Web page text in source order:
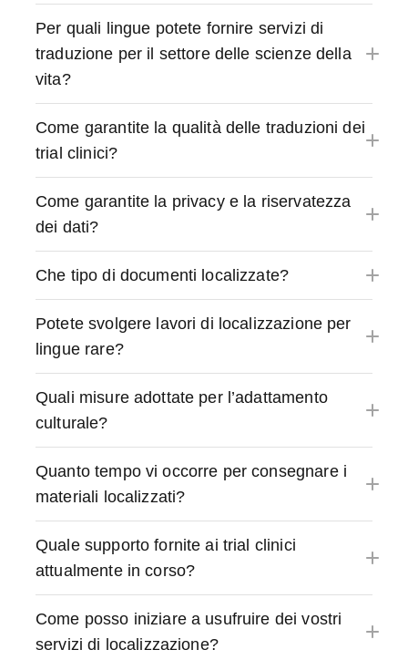
Per quali lingue potete fornire servizi di
traduzione per il settore delle scienze della
vita?
Come garantite la qualità delle traduzioni dei
trial clinici?
Come garantite la privacy e la riservatezza
dei dati?
Che tipo di documenti localizzate?
Potete svolgere lavori di localizzazione per
lingue rare?
Quali misure adottate per l’adattamento
culturale?
Quanto tempo vi occorre per consegnare i
materiali localizzati?
Quale supporto fornite ai trial clinici
attualmente in corso?
Come posso iniziare a usufruire dei vostri
servizi di localizzazione?